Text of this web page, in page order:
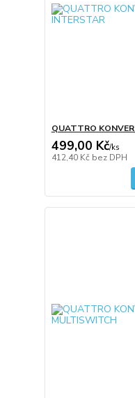
QUATTRO
499,00 Kč/ks
412,40 Kč bez DPH